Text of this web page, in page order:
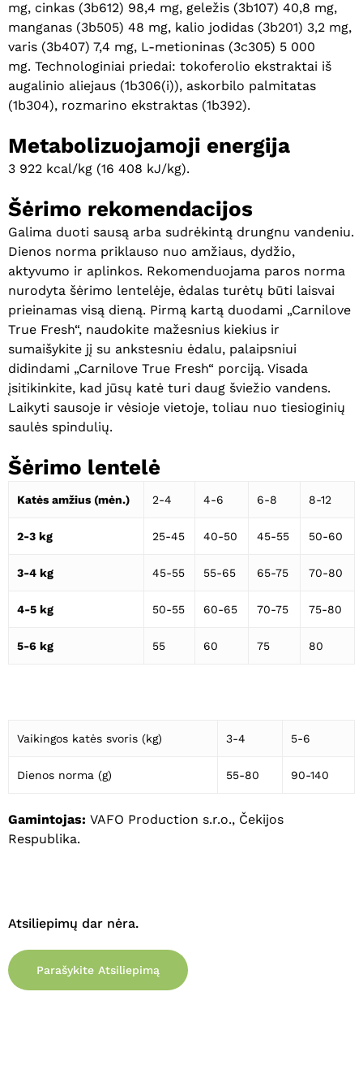
Krepšelyje nėra produktų.
Eiti Į Parduotuvę
mg, cinkas (3b612) 98,4 mg, geležis (3b107) 40,8 mg,
manganas (3b505) 48 mg, kalio jodidas (3b201) 3,2 mg,
varis (3b407) 7,4 mg, L-metioninas (3c305) 5 000
mg. Technologiniai priedai: tokoferolio ekstraktai iš
augalinio aliejaus (1b306(i)), askorbilo palmitatas
(1b304), rozmarino ekstraktas (1b392).
Metabolizuojamoji energija
3 922 kcal/kg (16 408 kJ/kg).
Šėrimo rekomendacijos
Galima duoti sausą arba sudrėkintą drungnu vandeniu.
Dienos norma priklauso nuo amžiaus, dydžio,
aktyvumo ir aplinkos. Rekomenduojama paros norma
nurodyta šėrimo lentelėje, ėdalas turėtų būti laisvai
prieinamas visą dieną. Pirmą kartą duodami „Carnilove
True Fresh“, naudokite mažesnius kiekius ir
sumaišykite jį su ankstesniu ėdalu, palaipsniui
didindami „Carnilove True Fresh“ porciją. Visada
įsitikinkite, kad jūsų katė turi daug šviežio vandens.
Laikyti sausoje ir vėsioje vietoje, toliau nuo tiesioginių
saulės spindulių.
Šėrimo lentelė
Katės amžius (mėn.) 2-4 4-6 6-8 8-12
2-3 kg 25-45 40-50 45-55 50-60
3-4 kg 45-55 55-65 65-75 70-80
4-5 kg 50-55 60-65 70-75 75-80
5-6 kg 55 60 75 80
Vaikingos katės svoris (kg) 3-4 5-6
Dienos norma (g) 55-80 90-140
Gamintojas: VAFO Production s.r.o., Čekijos
Respublika.
Atsiliepimų dar nėra.
Parašykite Atsiliepimą